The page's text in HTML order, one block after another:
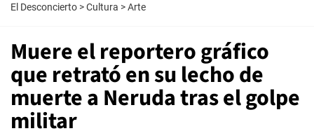
El Desconcierto >Cultura >Arte
Muere el reportero gráfico
que retrató en su lecho de
muerte a Neruda tras el golpe
militar